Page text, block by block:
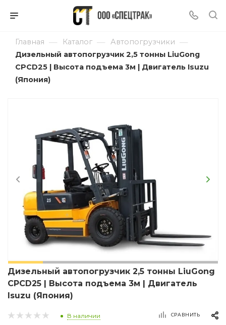
Главная — Каталог — Автопогрузчики —
Дизельный автопогрузчик 2,5 тонны LiuGong
CPCD25 | Высота подъема 3м | Двигатель Isuzu
(Япония)
Дизельный автопогрузчик 2,5 тонны LiuGong
CPCD25 | Высота подъема 3м | Двигатель
Isuzu (Япония)
В наличии СРАВНИТЬ